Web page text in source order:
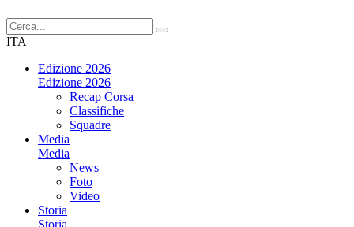
ITA
Edizione 2026
Edizione 2026
Recap Corsa
Classifiche
Squadre
Media
Media
News
Foto
Video
Storia
Storia